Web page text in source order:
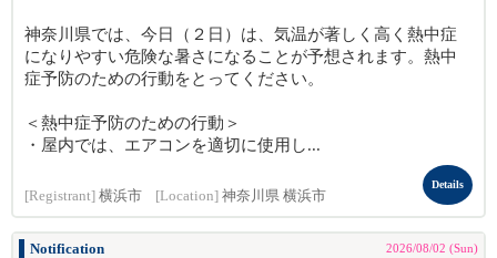
神奈川県では、今日（２日）は、気温が著しく高く熱中症
になりやすい危険な暑さになることが予想されます。熱中
症予防のための行動をとってください。
＜熱中症予防のための行動＞
・屋内では、エアコンを適切に使用し...
[Registrant] 横浜市 [Location] 神奈川県 横浜市
Details
Notification 2026/08/02 (Sun)